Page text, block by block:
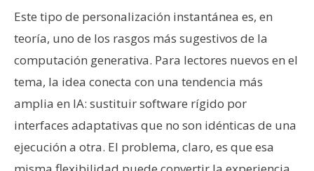
Este tipo de personalización instantánea es, en
teoría, uno de los rasgos más sugestivos de la
computación generativa. Para lectores nuevos en el
tema, la idea conecta con una tendencia más
amplia en IA: sustituir software rígido por
interfaces adaptativas que no son idénticas de una
ejecución a otra. El problema, claro, es que esa